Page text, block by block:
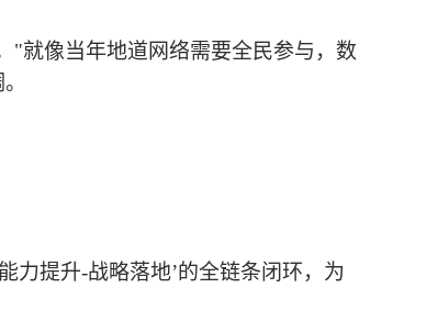
"就像当年地道网络需要全民参与，数
力提升-战略落地’的全链条闭环，为